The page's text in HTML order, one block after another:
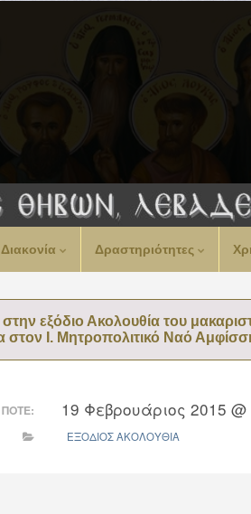
Διακονία Δραστηριότητες
εξόδιο Ακολουθία του
στον Ι. Μητροπολιτικό Ναό
ΠΌΤΕ: 19 Φεβρουάριος 2015 @
ΕΞΟΔΙΟΣ ΑΚΟΛΟΥΘΙΑ